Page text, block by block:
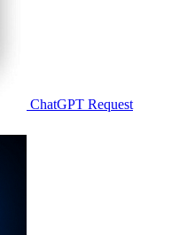
ChatGPT Request